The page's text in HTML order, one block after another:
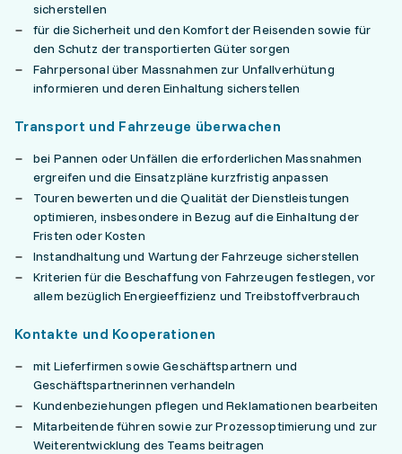
sicherstellen
für die Sicherheit und den Komfort der Reisenden sowie für
den Schutz der transportierten Güter sorgen
Fahrpersonal über Massnahmen zur Unfallverhütung
informieren und deren Einhaltung sicherstellen
Transport und Fahrzeuge überwachen
bei Pannen oder Unfällen die erforderlichen Massnahmen
ergreifen und die Einsatzpläne kurzfristig anpassen
Touren bewerten und die Qualität der Dienstleistungen
optimieren, insbesondere in Bezug auf die Einhaltung der
Fristen oder Kosten
Instandhaltung und Wartung der Fahrzeuge sicherstellen
Kriterien für die Beschaffung von Fahrzeugen festlegen, vor
allem bezüglich Energieeffizienz und Treibstoffverbrauch
Kontakte und Kooperationen
mit Lieferfirmen sowie Geschäftspartnern und
Geschäftspartnerinnen verhandeln
Kundenbeziehungen pflegen und Reklamationen bearbeiten
Mitarbeitende führen sowie zur Prozessoptimierung und zur
Weiterentwicklung des Teams beitragen